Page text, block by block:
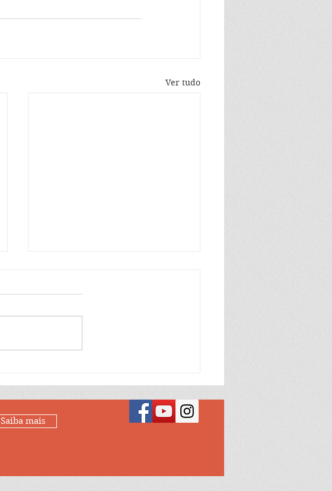
Ver tudo
Aprenda a diferença entre
Saiba mais